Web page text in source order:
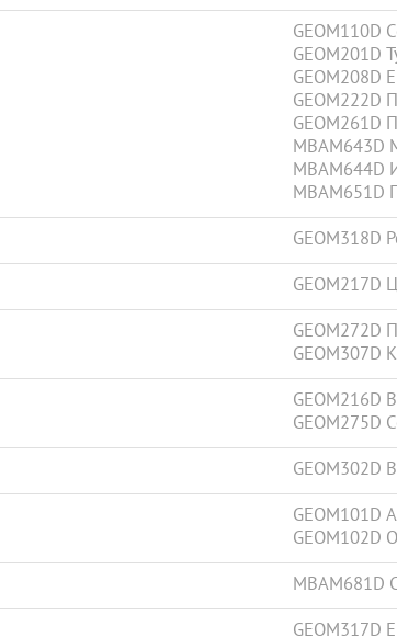
GEOM110D
GEOM201D
GEOM208D
GEOM222D
GEOM261D
MBAM643D
MBAM644D
MBAM651D
GEOM318D
GEOM217D
GEOM272D
GEOM307D
GEOM216D
GEOM275D
GEOM302D
GEOM101D
GEOM102D
MBAM681D
GEOM317D